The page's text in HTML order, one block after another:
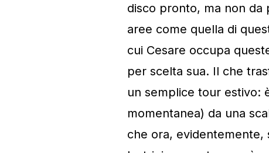
disco pronto, ma non da
aree come quella di
cui Cesare occupa
per scelta sua. Il che
un semplice tour estivo:
momentanea) da una
che ora, evidentemente,